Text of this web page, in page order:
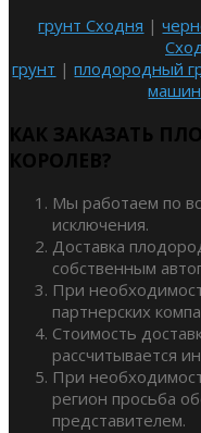
грунт Сходня |
грунт |плодородный
КАК ЗАКАЗАТЬ
КОРОЛЕВ?
Мы работаем по
исключения.
Доставка
собственным
При
партнерских
Стоимость
рассчитывается
При
регион просьба
представителем.